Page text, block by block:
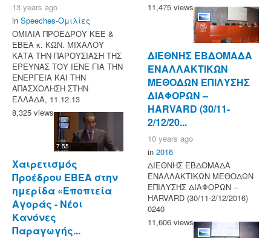
13 years ago
in Speeches-Ομιλίες
ΟΜΙΛΙΑ ΠΡΟΕΔΡΟΥ ΚΕΕ &
ΕΒΕΑ κ. ΚΩΝ. ΜΙΧΑΛΟΥ
ΚΑΤΑ ΤΗΝ ΠΑΡΟΥΣΙΑΣΗ ΤΗΣ
ΕΡΕΥΝΑΣ ΤΟΥ ΙΕΝΕ ΓΙΑ ΤΗΝ
ΕΝΕΡΓΕΙΑ ΚΑΙ ΤΗΝ
ΑΠΑΣΧΟΛΗΣΗ ΣΤΗΝ
ΕΛΛΑΔΑ, 11.12.13
8,325 views
7:55
Χαιρετισμός
Προέδρου ΕΒΕΑ στην
ημερίδα «Εποπτεία
Αγοράς - Νέοι
Κανόνες
Παραγωγής...
11,475 views
ΔΙΕΘΝΗΣ ΕΒΔΟΜΑΔΑ
ΕΝΑΛΛΑΚΤΙΚΩΝ
ΜΕΘΟΔΩΝ ΕΠΙΛΥΣΗΣ
ΔΙΑΦΟΡΩΝ –
HARVARD (30/11-
2/12/20...
10 years ago
in 2016
ΔΙΕΘΝΗΣ ΕΒΔΟΜΑΔΑ
ΕΝΑΛΛΑΚΤΙΚΩΝ ΜΕΘΟΔΩΝ
ΕΠΙΛΥΣΗΣ ΔΙΑΦΟΡΩΝ –
HARVARD (30/11-2/12/2016)
0240
11,606 views